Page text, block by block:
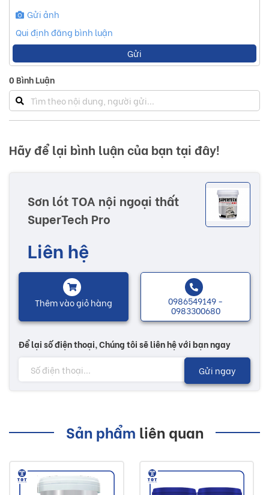
sạch dụng
nước sạch
Sơ lược về sản phẩm Sơn lót Toa SuperTech
Pro ALKALI SEALER - Nội Ngoại Thất
Công nghệ :
Gửi ảnh
Qui định đăng bình luận
Gửi
0Bình Luận
Hãy để lại bình luận của bạn tại đây!
Sơn lót TOA nội ngoại thất
SuperTech Pro
Liên hệ
Thêm vào giỏ hàng 0986549149 -
0983300680
Để lại số điện thoại, Chúng tôi sẽ liên hệ với bạn ngay
Gửi ngay
Sản phẩm liên quan